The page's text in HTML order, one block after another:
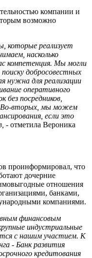
компании и
возможно
которые реализует
насколько
компетенция. Мы могли
добросовестных
нужна для реализации
оперативного
без посредников,
Во-вторых, мы можем
если это
- отметила Вероника
проинформировал, что
дочерние
отношения
банками,
компаниями.
финансовым
индустриальные
с нашим участием. К
- Банк развития
кредитования